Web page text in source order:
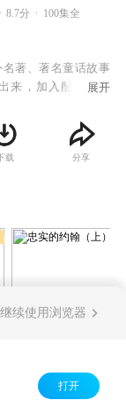
8.7分 100集全
名著、著名童话故事
来，加入配乐、音
“音乐”、“语言”、
与分享世界优质故
围，提高孩子聆听
展开
载 分享
继续使用浏览器
打开